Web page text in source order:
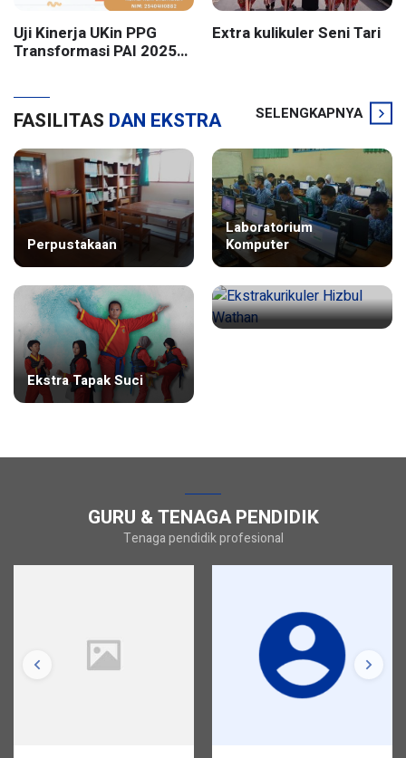
Uji Kinerja UKin PPG
Transformasi PAI 2025
Extra kulikuler Seni Tari
FASILITAS DAN EKSTRA SELENGKAPNYA
Perpustakaan
Laboratorium
Komputer
Ekstra Tapak Suci
GURU & TENAGA PENDIDIK
Tenaga pendidik profesional